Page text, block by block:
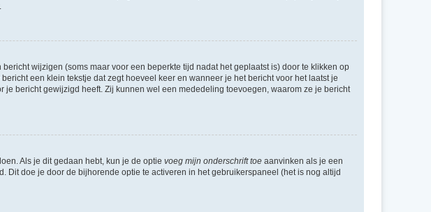
wijzigen (soms maar voor een beperkte tijd nadat het geplaatst is) door te klikken op
een klein tekstje dat zegt hoeveel keer en wanneer je het bericht voor het laatst je
bericht gewijzigd heeft. Zij kunnen wel een mededeling toevoegen, waarom ze je bericht
Als je dit gedaan hebt, kun je de optie voeg mijn onderschrift toe aanvinken als je een
Dit doe je door de bijhorende optie te activeren in het gebruikerspaneel (het is nog altijd